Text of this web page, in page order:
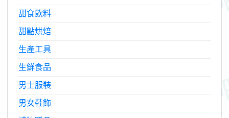
甜食飲料
甜點烘焙
生產工具
生鮮食品
男士服裝
男女鞋飾